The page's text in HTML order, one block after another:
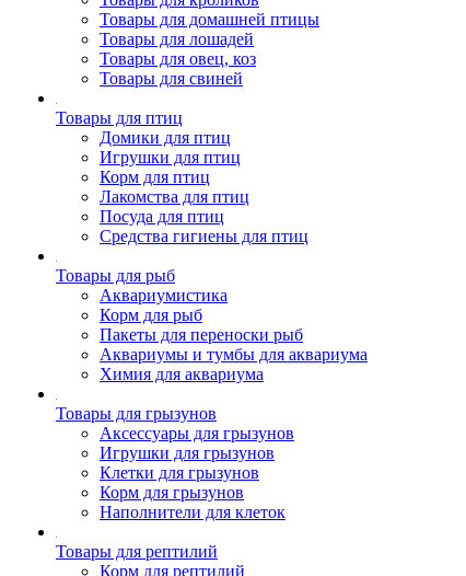
Товары для домашней птицы
Товары для лошадей
Товары для овец, коз
Товары для свиней
Товары для птиц
Домики для птиц
Игрушки для птиц
Корм для птиц
Лакомства для птиц
Посуда для птиц
Средства гигиены для птиц
Товары для рыб
Аквариумистика
Корм для рыб
Пакеты для переноски рыб
Аквариумы и тумбы для аквариума
Химия для аквариума
Товары для грызунов
Аксессуары для грызунов
Игрушки для грызунов
Клетки для грызунов
Корм для грызунов
Наполнители для клеток
Товары для рептилий
Корм для рептилий